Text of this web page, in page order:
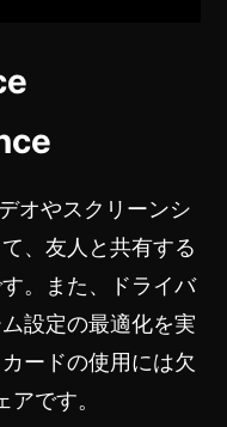
オやスクリーンシ
、友人と共有する
。また、ドライバ
設定の最適化を実
ードの使用には欠
です。